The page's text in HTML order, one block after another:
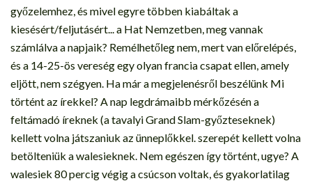
győzelemhez, és mivel egyre többen kiabáltak a
kiesésért/feljutásért... a Hat Nemzetben, meg vannak
számlálva a napjaik? Remélhetőleg nem, mert van előrelépés,
és a 14-25-ös vereség egy olyan francia csapat ellen, amely
eljött, nem szégyen. Ha már a megjelenésről beszélünk Mi
történt az írekkel? A nap legdrámaibb mérkőzésén a
feltámadó íreknek (a tavalyi Grand Slam-győzteseknek)
kellett volna játszaniuk az ünneplőkkel. szerepét kellett volna
betölteniük a walesieknek. Nem egészen így történt, ugye? A
walesiek 80 percig végig a csúcson voltak, és gyakorlatilag